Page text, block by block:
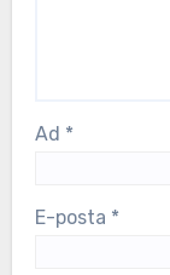
Ad *
E-posta *